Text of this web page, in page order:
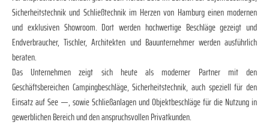
Sicherheitstechnik und Schließtechnik im Herzen von Hamburg einen modernen
und exklusiven Showroom. Dort werden hochwertige Beschläge gezeigt und
Endverbraucher, Tischler, Architekten und Bauunternehmer werden ausführlich
beraten.
Das Unternehmen zeigt sich heute als moderner Partner mit den
Geschäftsbereichen Campingbeschläge, Sicherheitstechnik, auch speziell für den
Einsatz auf See —, sowie Schließanlagen und Objektbeschläge für die Nutzung in
gewerblichen Bereich und den anspruchsvollen Privatkunden.